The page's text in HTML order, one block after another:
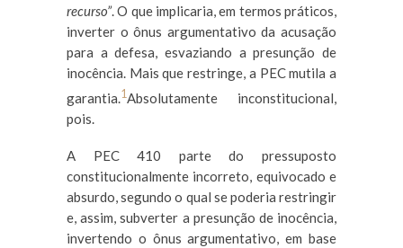
recurso”. O que implicaria, em termos práticos,
inverter o ônus argumentativo da acusação
para a defesa, esvaziando a presunção de
inocência. Mais que restringe, a PEC mutila a
garantia.1Absolutamente inconstitucional,
pois.
A PEC 410 parte do pressuposto
constitucionalmente incorreto, equivocado e
absurdo, segundo o qual se poderia restringir
e, assim, subverter a presunção de inocência,
invertendo o ônus argumentativo, em base